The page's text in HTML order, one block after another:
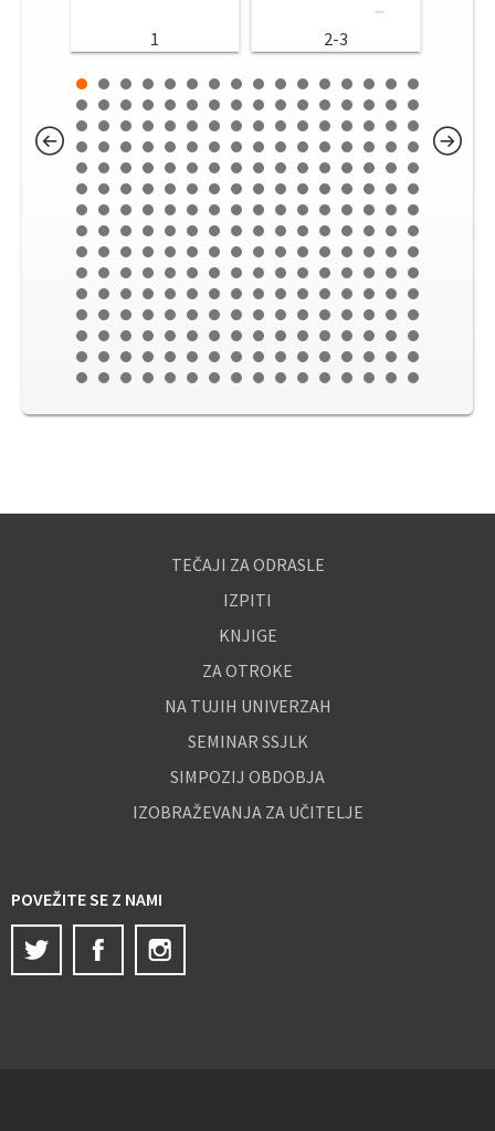
1 2-3
TEČAJI ZA ODRASLE
IZPITI
KNJIGE
ZA OTROKE
NA TUJIH UNIVERZAH
SEMINAR SSJLK
SIMPOZIJ OBDOBJA
IZOBRAŽEVANJA ZA UČITELJE
POVEŽITE SE Z NAMI
Twitter
Facebook